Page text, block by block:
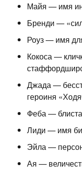
Майя — имя
Бренди —
Роуз — имя
Кокоса —
Джада —
героиня
Феба —
Лиди — имя
Эйла —
Ая —